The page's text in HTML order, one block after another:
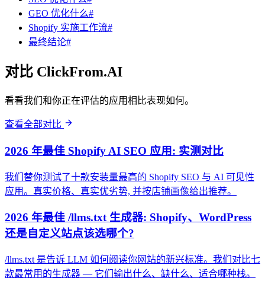
GEO 优化什么#
Shopify 实施工作流#
最终结论#
对比 ClickFrom.AI
看看我们和你正在评估的应用相比表现如何。
查看全部对比
2026 年最佳 Shopify AI SEO 应用: 实测对比
我们替你测试了十款安装量最高的 Shopify SEO 与 AI 可见性
应用。真实价格、真实优劣势, 并按店铺画像给出推荐。
2026 年最佳 /llms.txt 生成器: Shopify、WordPress
还是自定义站点该选哪个?
/llms.txt 是告诉 LLM 如何阅读你网站的新兴标准。我们对比七
款最常用的生成器 — 它们输出什么、缺什么、适合哪种栈。